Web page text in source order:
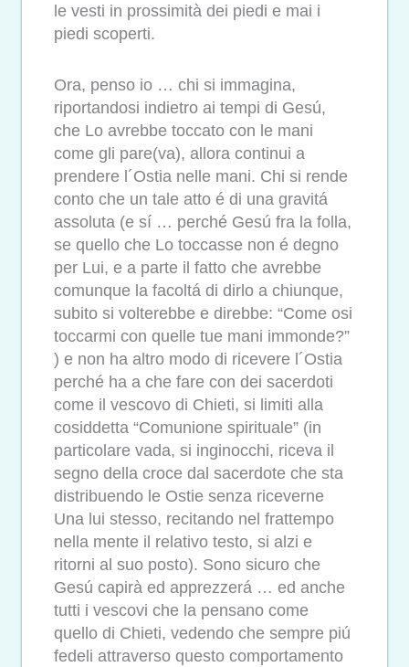
le vesti in prossimità dei piedi e mai i
piedi scoperti.
Ora, penso io … chi si immagina,
riportandosi indietro ai tempi di Gesú,
che Lo avrebbe toccato con le mani
come gli pare(va), allora continui a
prendere l´Ostia nelle mani. Chi si rende
conto che un tale atto é di una gravitá
assoluta (e sí … perché Gesú fra la folla,
se quello che Lo toccasse non é degno
per Lui, e a parte il fatto che avrebbe
comunque la facoltá di dirlo a chiunque,
subito si volterebbe e direbbe: “Come osi
toccarmi con quelle tue mani immonde?”
) e non ha altro modo di ricevere l´Ostia
perché ha a che fare con dei sacerdoti
come il vescovo di Chieti, si limiti alla
cosiddetta “Comunione spirituale” (in
particolare vada, si inginocchi, riceva il
segno della croce dal sacerdote che sta
distribuendo le Ostie senza riceverne
Una lui stesso, recitando nel frattempo
nella mente il relativo testo, si alzi e
ritorni al suo posto). Sono sicuro che
Gesú capirà ed apprezzerá … ed anche
tutti i vescovi che la pensano come
quello di Chieti, vedendo che sempre piú
fedeli attraverso questo comportamento